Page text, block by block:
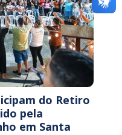
do Retiro
pela
em Santa